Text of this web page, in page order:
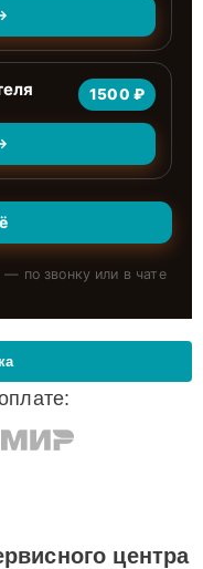
1500 ₽
— по звонку или в чате
центра